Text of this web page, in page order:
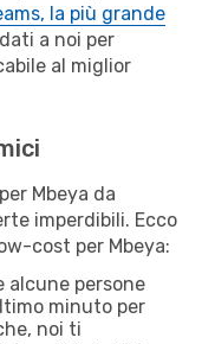
la più grande
a noi per
al miglior
Mbeya da
imperdibili. Ecco
cost per Mbeya:
alcune persone
minuto per
noi ti